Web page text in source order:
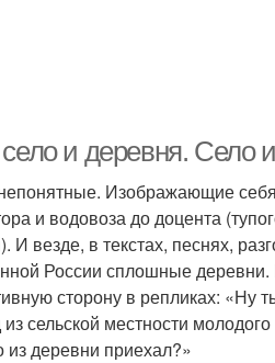
и деревня. Село
Изображающие
и водовоза до доцента
И везде, в текстах, песнях,
России сплошные
сторону в репликах: «Ну
сельской местности
деревни приехал?»